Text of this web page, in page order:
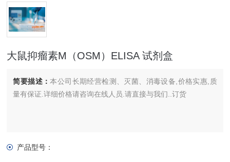
大鼠抑瘤素M（OSM）ELISA 试剂盒
简要描述：本公司长期经营检测、灭菌、消毒设备,价格实惠,质
量有保证.详细价格请咨询在线人员.请直接与我们..订货
产品型号：